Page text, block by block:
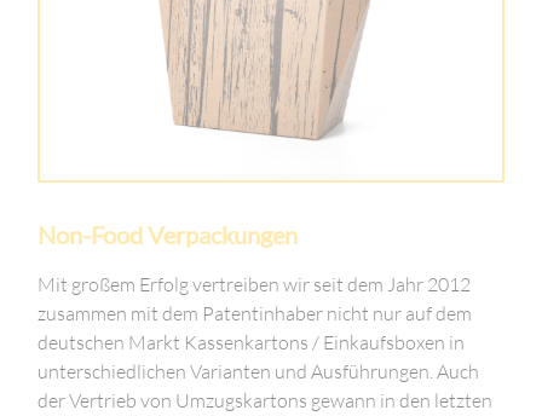
Non-Food Verpackungen
Mit großem Erfolg vertreiben wir seit dem Jahr 2012
zusammen mit dem Patentinhaber nicht nur auf dem
deutschen Markt Kassenkartons / Einkaufsboxen in
unterschiedlichen Varianten und Ausführungen. Auch
der Vertrieb von Umzugskartons gewann in den letzten